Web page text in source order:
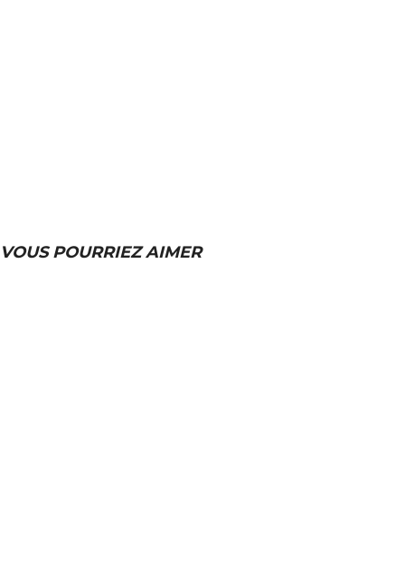
VOUS POURRIEZ AIMER